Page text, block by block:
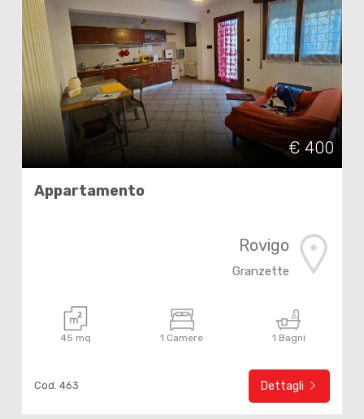
€ 400
Appartamento
Rovigo
Granzette
45 mq 1 Camere 1 Bagni
Cod. 463 Dettagli